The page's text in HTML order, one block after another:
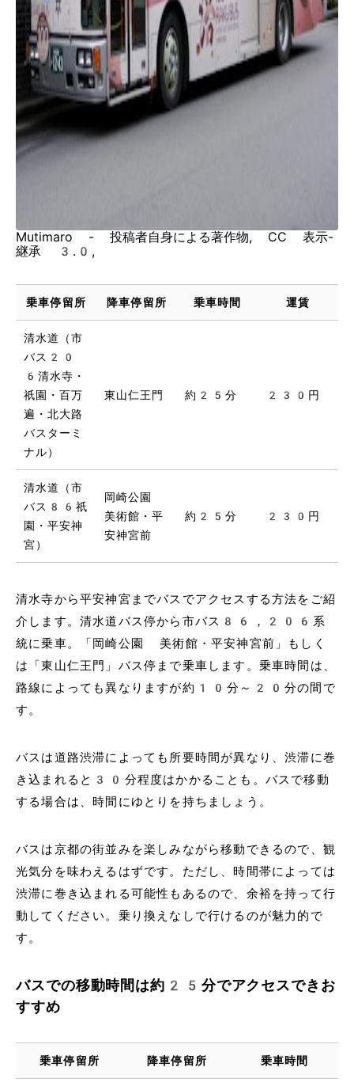
Mutimaro - 投稿者自身による著作物, CC 表示-
継承 3.0,
乗車停留所 降車停留所 乗車時間 運賃
清水道（市
バス20
6清水寺・
祇園・百万
遍・北大路
バスターミ
ナル）
東山仁王門 約25分 230円
清水道（市
バス86祇
園・平安神
宮）
岡崎公園
美術館・平
安神宮前
約25分 230円
清水寺から平安神宮までバスでアクセスする方法をご紹
介します。清水道バス停から市バス86，206系
統に乗車。「岡崎公園 美術館・平安神宮前」もしく
は「東山仁王門」バス停まで乗車します。乗車時間は、
路線によっても異なりますが約10分～20分の間で
す。
バスは道路渋滞によっても所要時間が異なり、渋滞に巻
き込まれると30分程度はかかることも。バスで移動
する場合は、時間にゆとりを持ちましょう。
バスは京都の街並みを楽しみながら移動できるので、観
光気分を味わえるはずです。ただし、時間帯によっては
渋滞に巻き込まれる可能性もあるので、余裕を持って行
動してください。乗り換えなしで行けるのが魅力的で
す。
バスでの移動時間は約25分でアクセスできお
すすめ
乗車停留所 降車停留所 乗車時間